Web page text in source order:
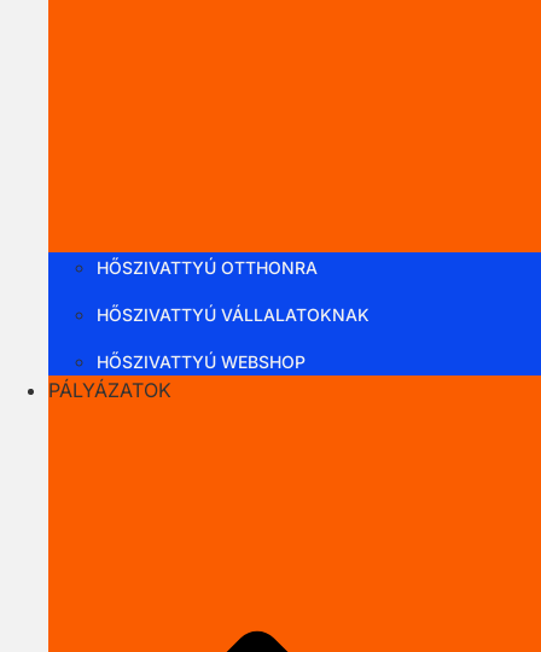
HŐSZIVATTYÚ OTTHONRA
HŐSZIVATTYÚ VÁLLALATOKNAK
HŐSZIVATTYÚ WEBSHOP
PÁLYÁZATOK